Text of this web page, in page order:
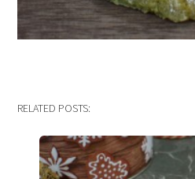
RELATED POSTS: